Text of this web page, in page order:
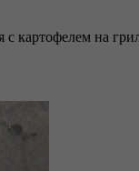
картофелем на